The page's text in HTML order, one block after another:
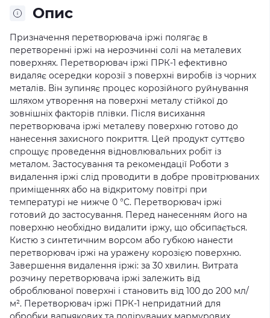
Опис
Призначення перетворювача іржі полягає в
перетворенні іржі на нерозчинні солі на металевих
поверхнях. Перетворювач іржі ПРК-1 ефективно
видаляє осередки корозії з поверхні виробів із чорних
металів. Він зупиняє процес корозійного руйнування
шляхом утворення на поверхні металу стійкої до
зовнішніх факторів плівки. Після висихання
перетворювача іржі металеву поверхню готово до
нанесення захисного покриття. Цей продукт суттєво
спрощує проведення відновлювальних робіт із
металом. Застосування та рекомендації Роботи з
видалення іржі слід проводити в добре провітрюваних
приміщеннях або на відкритому повітрі при
температурі не нижче 0 °C. Перетворювач іржі
готовий до застосування. Перед нанесенням його на
поверхню необхідно видалити іржу, що обсипається.
Кистю з синтетичним ворсом або губкою нанести
перетворювач іржі на уражену корозією поверхню.
Завершення видалення іржі: за 30 хвилин. Витрата
розчину перетворювача іржі залежить від
оброблюваної поверхні і становить від 100 до 200 мл/
м². Перетворювач іржі ПРК-1 непридатний для